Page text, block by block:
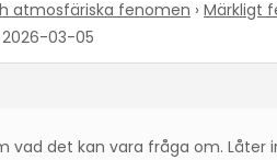
atmosfäriska fenomen › Märkligt
03-05
vad det kan vara fråga om. Låter